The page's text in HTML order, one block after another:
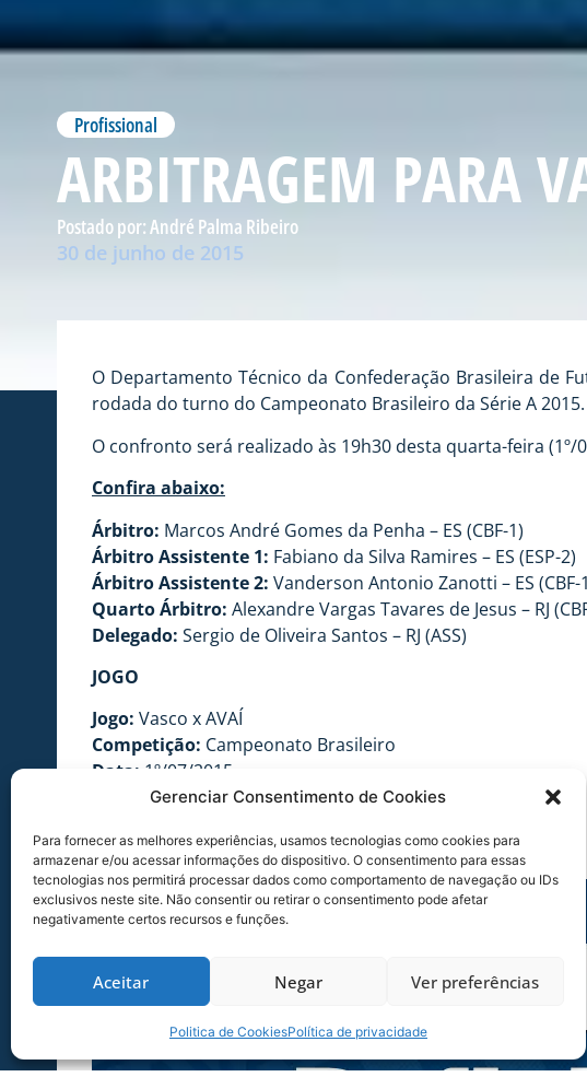
Gerenciar Consentimento de Cookies
Para fornecer as melhores experiências, usamos tecnologias como cookies para
armazenar e/ou acessar informações do dispositivo. O consentimento para essas
tecnologias nos permitirá processar dados como comportamento de navegação ou IDs
exclusivos neste site. Não consentir ou retirar o consentimento pode afetar
negativamente certos recursos e funções.
Aceitar Negar Ver preferências
Politica de CookiesPolítica de privacidade
Profissional
ARBITRAGEM PARA
Postado por:André Palma Ribeiro
30 de junho de 2015
O Departamento Técnico da Confederação Brasileira de
rodada do turno do Campeonato Brasileiro da Série A 2015.
O confronto será realizado às 19h30 desta quarta-feira (1º/
Confira abaixo:
Árbitro: Marcos André Gomes da Penha – ES (CBF-1)
Árbitro Assistente 1: Fabiano da Silva Ramires – ES (ESP-2)
Árbitro Assistente 2: Vanderson Antonio Zanotti – ES (CBF-
Quarto Árbitro: Alexandre Vargas Tavares de Jesus – RJ
Delegado: Sergio de Oliveira Santos – RJ (ASS)
JOGO
Jogo: Vasco x AVAÍ
Competição: Campeonato Brasileiro
Data: 1º/07/2015
19h30
Local:Rio de Janeiro-RJ